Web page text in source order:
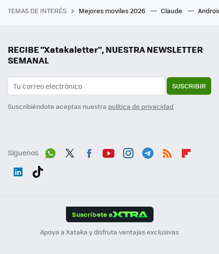
TEMAS DE INTERÉS Mejores moviles 2026 Claude
RECIBE "Xatakaletter", NUESTRA NEWSLETTER
SEMANAL
SUSCRIBIR
Suscribiéndote aceptas nuestra política de privacidad
Síguenos
Suscríbete a
Apoya a Xataka y disfruta ventajas exclusivas